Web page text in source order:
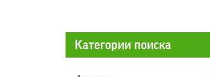
Категории поиска